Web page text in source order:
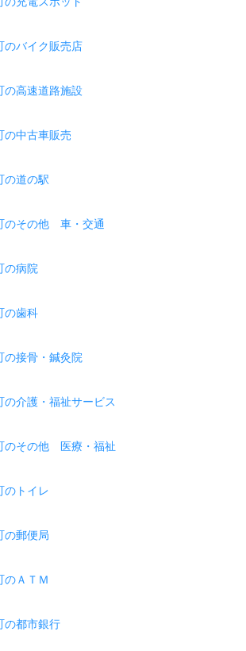
のバイク販売店
の高速道路施設
の中古車販売
の道の駅
のその他 車・交通
の病院
の歯科
の接骨・鍼灸院
の介護・福祉サービス
のその他 医療・福祉
のトイレ
の郵便局
のＡＴＭ
の都市銀行